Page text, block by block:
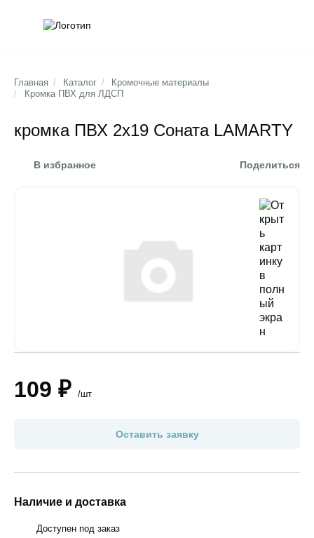
Главная / Каталог /
Кромочные материалы
/
Кромка ПВХ для ЛДСП
кромка ПВХ 2х19 Соната LAMARTY
В избранное Поделиться
109 ₽ /шт
Оставить заявку
Наличие и доставка
Доступен под заказ